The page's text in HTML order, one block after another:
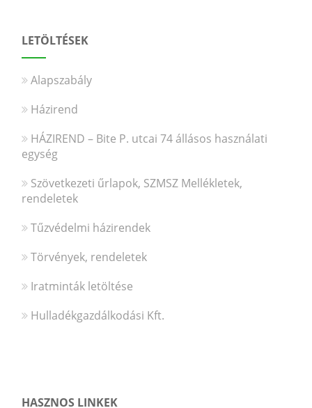
LETÖLTÉSEK
Alapszabály
Házirend
HÁZIREND – Bite P. utcai 74 állásos használati
egység
Szövetkezeti űrlapok, SZMSZ Mellékletek,
rendeletek
Tűzvédelmi házirendek
Törvények, rendeletek
Iratminták letöltése
Hulladékgazdálkodási Kft.
HASZNOS LINKEK